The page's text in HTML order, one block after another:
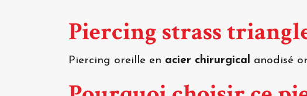
Piercing strass
Piercing oreille en acier chirurgical anodisé